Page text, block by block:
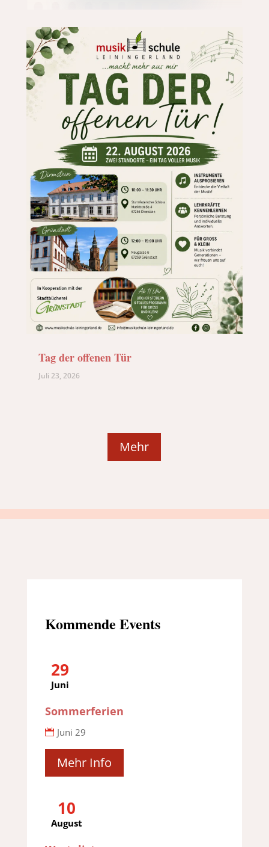
Tag der offenen Tür
Juli 23, 2026
Mehr
Kommende Events
29
Juni
Sommerferien
Juni 29
Mehr Info
10
August